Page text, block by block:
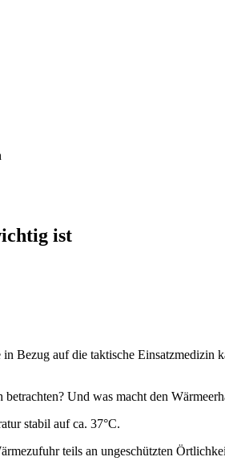
ist
Bezug auf die taktische
Und was macht den
stabil auf ca. 37°C.
teils an ungeschützten